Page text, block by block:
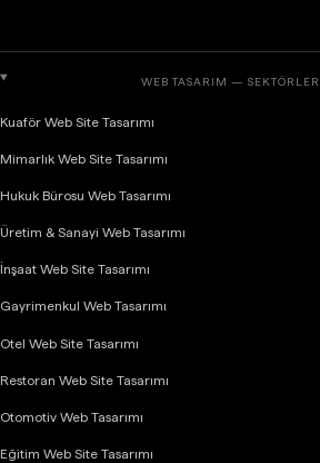
WEB TASARIM — SEKTÖRLER
Kuaför Web Site Tasarımı
Mimarlık Web Site Tasarımı
Hukuk Bürosu Web Tasarımı
Üretim & Sanayi Web Tasarımı
İnşaat Web Site Tasarımı
Gayrimenkul Web Tasarımı
Otel Web Site Tasarımı
Restoran Web Site Tasarımı
Otomotiv Web Tasarımı
Eğitim Web Site Tasarımı